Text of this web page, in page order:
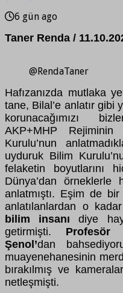
6 gün ago
Taner Renda /
@RendaTaner
Hafızanızda mutlaka
tane, Bilal’e anlatır gibi
korunacağımızı
AKP+MHP
Kurulu’nun
uyduruk Bilim
felaketin boyutlarını
Dünya’dan örneklerle
anlatmıştı. Eşim de
anlatılanlardan o
bilim insanı diye
getirmişti. Profesör
Şenol’dan
muayenehanesinin
bırakılmış ve
netleşmişti.